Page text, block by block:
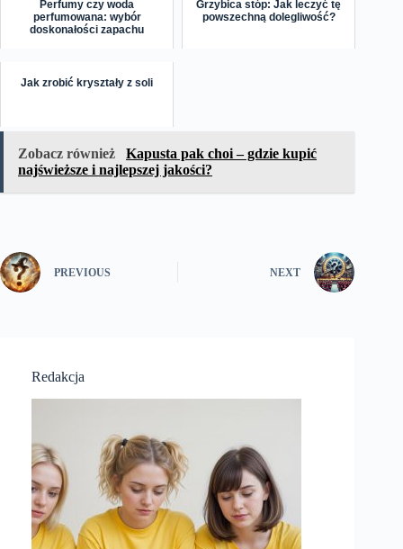
Perfumy czy woda
perfumowana: wybór
doskonałości zapachu
Grzybica stóp: Jak leczyć tę
powszechną dolegliwość?
Jak zrobić kryształy z soli
Zobacz również
Kapusta pak choi – gdzie kupić
najświeższe i najlepszej jakości?
PREVIOUS NEXT
Redakcja